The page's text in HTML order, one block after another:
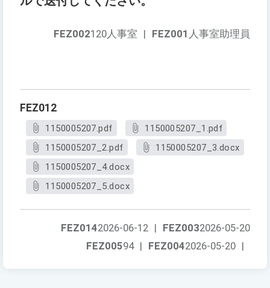
FEZ001 人事室助理員
FEZ002120人事室 |
FEZ012
1150005207.pdf
1150005207_1.pdf
1150005207_2.pdf
1150005207_3.docx
1150005207_4.docx
1150005207_5.docx
FEZ0032026-05-20
FEZ0142026-06-12 |
FEZ0042026-05-20 |
FEZ00594 |